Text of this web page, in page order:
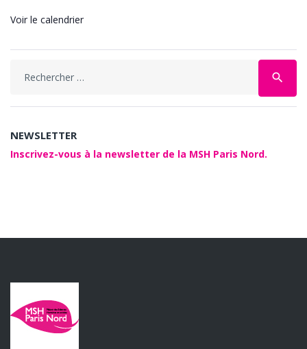
Voir le calendrier
search
NEWSLETTER
Inscrivez-vous à la newsletter de la MSH Paris Nord.